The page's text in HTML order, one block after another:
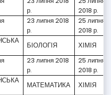
р.
2018 р.
23 липня 2018
р.
25 липня
2018 р.
БІОЛОГІЯ ХІМІЯ
23 липня 2018
р.
25 липня
2018 р.
МАТЕМАТИКА
ХІМІЯ